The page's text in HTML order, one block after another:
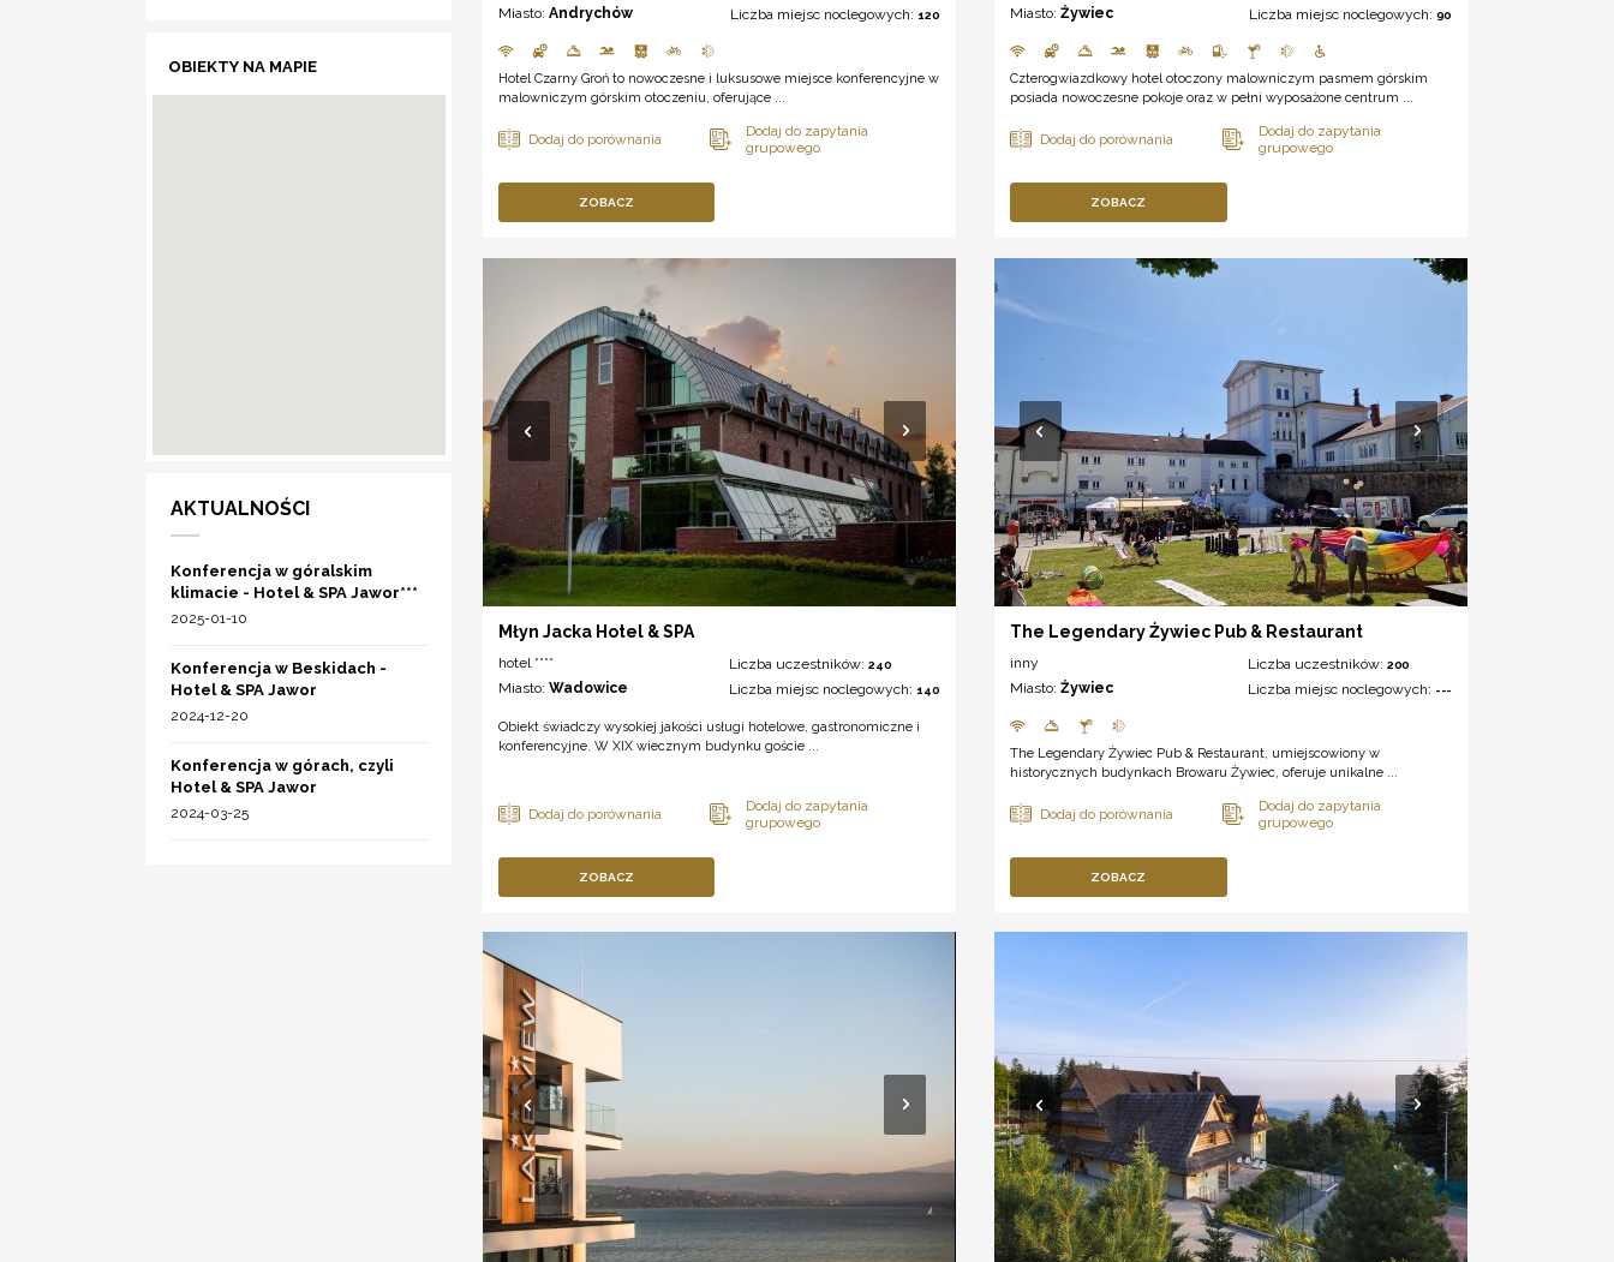
OBIEKTY NA MAPIE
AKTUALNOŚCI
Konferencja w góralskim
klimacie - Hotel & SPA Jawor***
2025-01-10
Konferencja w Beskidach -
Hotel & SPA Jawor
2024-12-20
Konferencja w górach, czyli
Hotel & SPA Jawor
2024-03-25
Miasto: Andrychów Liczba miejsc noclegowych:120
Hotel Czarny Groń to nowoczesne i luksusowe miejsce konferencyjne w
malowniczym górskim otoczeniu, oferujące ...
ZOBACZ
Miasto:Żywiec Liczba miejsc noclegowych: 90
Czterogwiazdkowy hotel otoczony malowniczym pasmem górskim
posiada nowoczesne pokoje oraz w pełni wyposażone centrum ...
ZOBACZ
Młyn Jacka Hotel & SPA
hotel ****
Miasto: Wadowice
Liczba uczestników:240
Liczba miejsc noclegowych:140
Obiekt świadczy wysokiej jakości usługi hotelowe, gastronomiczne i
konferencyjne. W XIX wiecznym budynku goście ...
ZOBACZ
The Legendary Żywiec Pub & Restaurant
inny
Miasto:Żywiec
Liczba uczestników: 200
Liczba miejsc noclegowych: ---
The Legendary Żywiec Pub & Restaurant, umiejscowiony w
historycznych budynkach Browaru Żywiec, oferuje unikalne ...
ZOBACZ